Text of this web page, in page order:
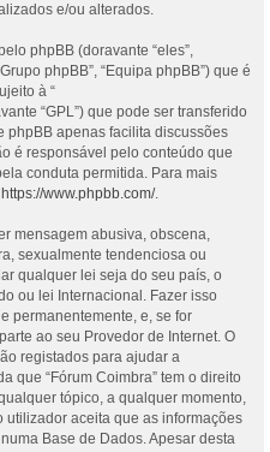
e/ou alterados.
phpBB (doravante “eles”,
phpBB”, “Equipa phpBB”) que é
à “
“GPL”) que pode ser transferido
phpBB apenas facilita discussões
é responsável pelo conteúdo que
conduta permitida. Para mais
https://www.phpbb.com/.
mensagem abusiva, obscena,
sexualmente tendenciosa ou
qualquer lei seja do seu país, o
ou lei Internacional. Fazer isso
permanentemente, e, se for
ao seu Provedor de Internet. O
registados para ajudar a
que “Fórum Coimbra” tem o direito
tópico, a qualquer momento,
aceita que as informações
Base de Dados. Apesar desta